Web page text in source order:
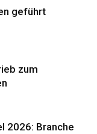
geführt
zum
2026: Branche